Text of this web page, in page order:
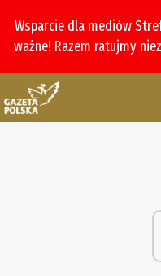
Wsparcie dla mediów
ważne! Razem ratujmy